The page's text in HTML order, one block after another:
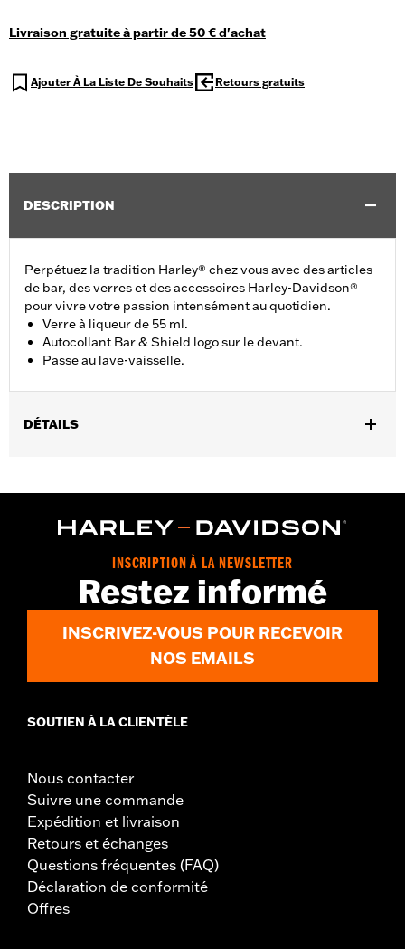
Livraison gratuite à partir de 50 € d'achat
Ajouter À La Liste De Souhaits Retours gratuits
DESCRIPTION
Perpétuez la tradition Harley® chez vous avec des articles
de bar, des verres et des accessoires Harley-Davidson®
pour vivre votre passion intensément au quotidien.
Verre à liqueur de 55 ml.
Autocollant Bar & Shield logo sur le devant.
Passe au lave-vaisselle.
DÉTAILS
Numéro de style du fournisseur:HDX-98713
INSCRIPTION À LA NEWSLETTER
Restez informé
INSCRIVEZ-VOUS POUR RECEVOIR
NOS EMAILS
SOUTIEN À LA CLIENTÈLE
Nous contacter
Suivre une commande
Expédition et livraison
Retours et échanges
Questions fréquentes (FAQ)
Déclaration de conformité
Offres